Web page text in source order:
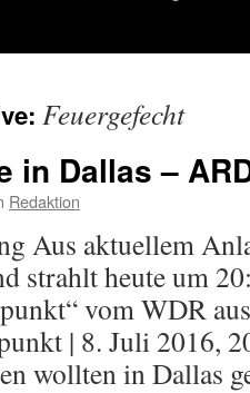
Feuergefecht
in Dallas –
Redaktion
Aus aktuellem
strahlt heute um
vom WDR
| 8. Juli 2016,
wollten in Dallas